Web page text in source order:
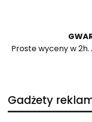
Proste wyceny w
Gadżety